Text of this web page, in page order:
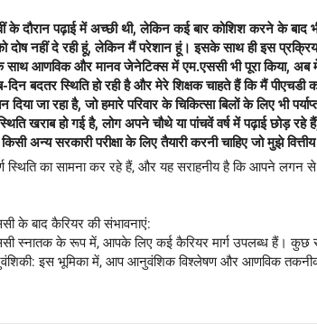
दौरान पढ़ाई में अच्छी थी, लेकिन कई बार कोशिश करने के बाद
दोष नहीं दे रही हूं, लेकिन मैं परेशान हूं। इसके साथ ही इस
आणविक और मानव जेनेटिक्स में एम.एससी भी पूरा किया, अब मेरा
बदतर स्थिति हो रही है और मेरे शिक्षक चाहते हैं कि मैं
जा रहा है, जो हमारे परिवार के चिकित्सा बिलों के लिए भी
खराब हो गई है, लोग अपने चौथे या पांचवें वर्ष में पढ़ाई छोड़ रहे
अन्य सरकारी परीक्षा के लिए तैयारी करनी चाहिए जो मुझे
स्थिति का सामना कर रहे हैं, और यह सराहनीय है कि आपने लगन
के बाद कैरियर की संभावनाएं:
स्नातक के रूप में, आपके लिए कई कैरियर मार्ग उपलब्ध हैं। कुछ
इस भूमिका में, आप आनुवंशिक विश्लेषण और आणविक
कार्य, डेटा विश्लेषण और अनुसंधान में सहायता करना।